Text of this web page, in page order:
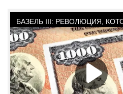
Наука Латинской Америки
Общество Латинской Америки
СЕВЕРНАЯ АМЕРИКА
Аналитика Северной Америки
Вооружение Северной Америки